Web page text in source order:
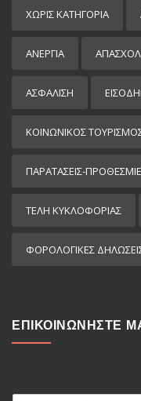
ΧΩΡΊΣ ΚΑΤΗΓΟΡΊΑ
ΑΝΕΡΓΙΑ
ΑΣΦΑΛΙΣΗ
ΚΟΙΝΩΝΙΚΟΣ
ΠΑΡΑΤΑΣΕΙΣ-
ΤΕΛΗ ΚΥΚΛΟΦΟΡΙΑΣ
ΦΟΡΟΛΟΓΙΚΕΣ
ΕΠΙΚΟΙΝΩΝΗΣΤΕ